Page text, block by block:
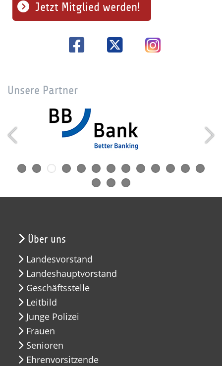
Jetzt Mitglied werden!
Unsere Partner
Über uns
Landesvorstand
Landeshauptvorstand
Geschäftsstelle
Leitbild
Junge Polizei
Frauen
Senioren
Ehrenvorsitzende